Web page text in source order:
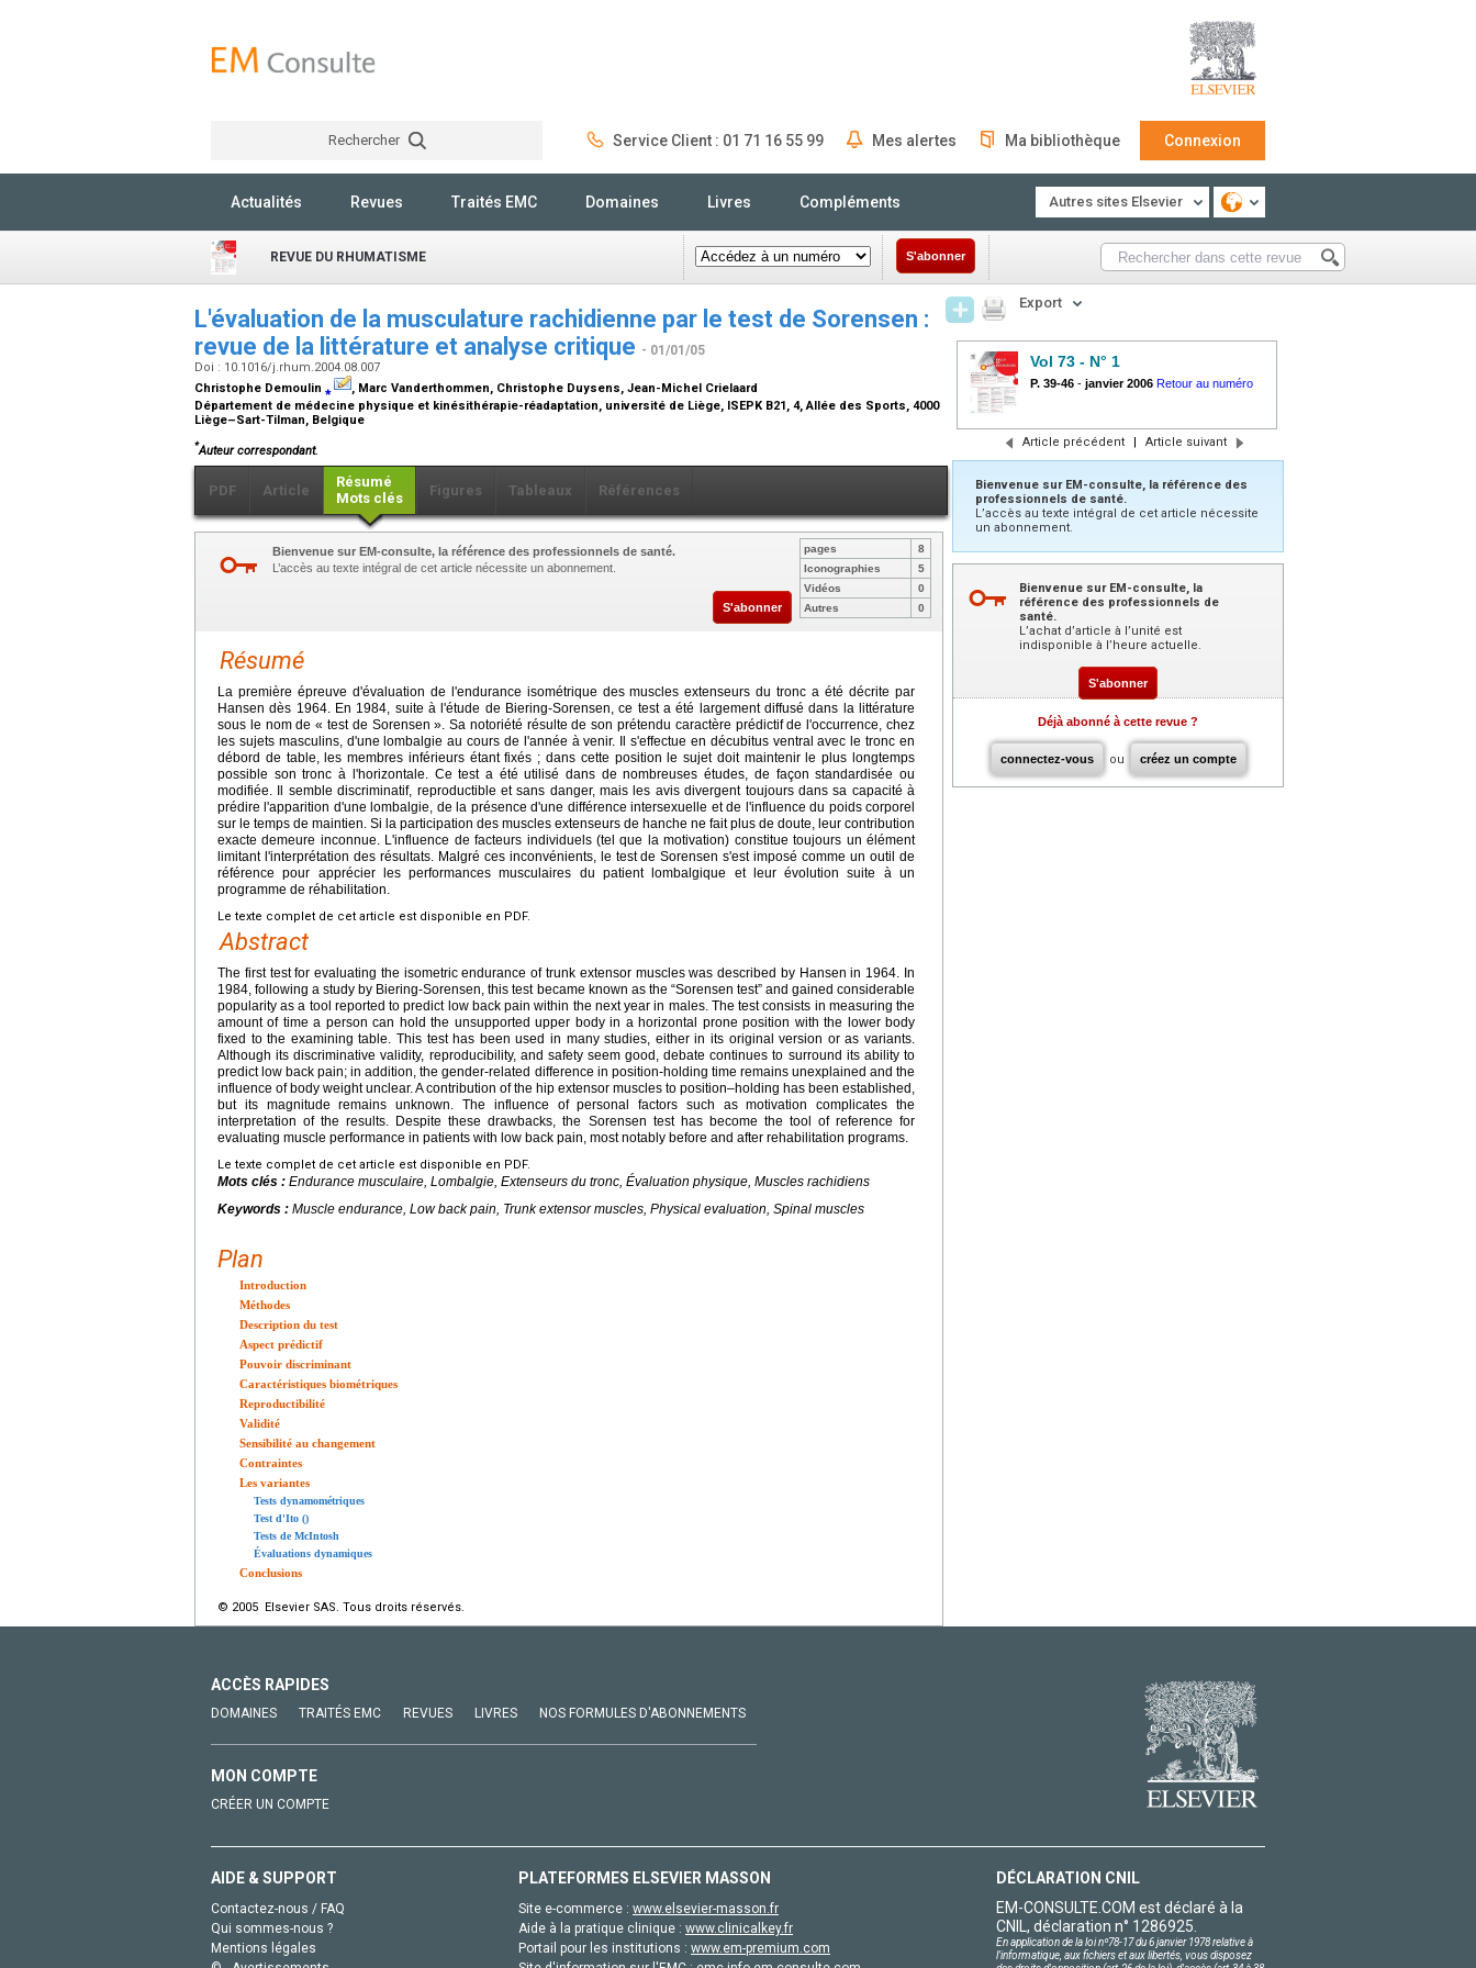
Rechercher Service Client : 01 71 16 55 99 Mes alertes Ma bibliothèque Connexion
Actualités Revues Traités EMC Domaines Livres Compléments Autres sites Elsevier
REVUE DU RHUMATISME S'abonner
L'évaluation de la musculature rachidienne par le test de Sorensen :
revue de la littérature et analyse critique - 01/01/05
Doi : 10.1016/j.rhum.2004.08.007
Christophe Demoulin ⁎
, Marc Vanderthommen, Christophe Duysens, Jean-Michel Crielaard
Département de médecine physique et kinésithérapie-réadaptation, université de Liège, ISEPK B21, 4, Allée des Sports, 4000
Liège–Sart-Tilman, Belgique
*Auteur correspondant.
PDF Article
Résumé
Mots clés
Figures Tableaux Références
Bienvenue sur EM-consulte, la référence des professionnels de santé.
L’accès au texte intégral de cet article nécessite un abonnement.
S'abonner
pages
8
Iconographies
5
Vidéos
0
Autres
0
Résumé
La première épreuve d'évaluation de l'endurance isométrique des muscles extenseurs du tronc a été décrite par
Hansen dès 1964. En 1984, suite à l'étude de Biering-Sorensen, ce test a été largement diffusé dans la littérature
sous le nom de « test de Sorensen ». Sa notoriété résulte de son prétendu caractère prédictif de l'occurrence, chez
les sujets masculins, d'une lombalgie au cours de l'année à venir. Il s'effectue en décubitus ventral avec le tronc en
débord de table, les membres inférieurs étant fixés ; dans cette position le sujet doit maintenir le plus longtemps
possible son tronc à l'horizontale. Ce test a été utilisé dans de nombreuses études, de façon standardisée ou
modifiée. Il semble discriminatif, reproductible et sans danger, mais les avis divergent toujours dans sa capacité à
prédire l'apparition d'une lombalgie, de la présence d'une différence intersexuelle et de l'influence du poids corporel
sur le temps de maintien. Si la participation des muscles extenseurs de hanche ne fait plus de doute, leur contribution
exacte demeure inconnue. L'influence de facteurs individuels (tel que la motivation) constitue toujours un élément
limitant l'interprétation des résultats. Malgré ces inconvénients, le test de Sorensen s'est imposé comme un outil de
référence pour apprécier les performances musculaires du patient lombalgique et leur évolution suite à un
programme de réhabilitation.
Le texte complet de cet article est disponible en PDF.
Abstract
The first test for evaluating the isometric endurance of trunk extensor muscles was described by Hansen in 1964. In
1984, following a study by Biering-Sorensen, this test became known as the “Sorensen test” and gained considerable
popularity as a tool reported to predict low back pain within the next year in males. The test consists in measuring the
amount of time a person can hold the unsupported upper body in a horizontal prone position with the lower body
fixed to the examining table. This test has been used in many studies, either in its original version or as variants.
Although its discriminative validity, reproducibility, and safety seem good, debate continues to surround its ability to
predict low back pain; in addition, the gender-related difference in position-holding time remains unexplained and the
influence of body weight unclear. A contribution of the hip extensor muscles to position–holding has been established,
but its magnitude remains unknown. The influence of personal factors such as motivation complicates the
interpretation of the results. Despite these drawbacks, the Sorensen test has become the tool of reference for
evaluating muscle performance in patients with low back pain, most notably before and after rehabilitation programs.
Le texte complet de cet article est disponible en PDF.
Mots clés : Endurance musculaire, Lombalgie, Extenseurs du tronc, Évaluation physique, Muscles rachidiens
Keywords : Muscle endurance, Low back pain, Trunk extensor muscles, Physical evaluation, Spinal muscles
Plan
Introduction
Méthodes
Description du test
Aspect prédictif
Pouvoir discriminant
Caractéristiques biométriques
Reproductibilité
Validité
Sensibilité au changement
Contraintes
Les variantes
Tests dynamométriques
Test d'Ito ()
Tests de McIntosh
Évaluations dynamiques
Conclusions
© 2005 Elsevier SAS. Tous droits réservés.
Export
Vol 73 - N° 1
P. 39-46 - janvier 2006 Retour au numéro
Article précédent | Article suivant
Bienvenue sur EM-consulte, la référence des
professionnels de santé.
L’accès au texte intégral de cet article nécessite
un abonnement.
Bienvenue sur EM-consulte, la
référence des professionnels de
santé.
L’achat d’article à l’unité est
indisponible à l’heure actuelle.
S'abonner
Déjà abonné à cette revue ?
connectez-vous ou créez un compte
ACCÈS RAPIDES
DOMAINES TRAITÉS EMC REVUES LIVRES NOS FORMULES D'ABONNEMENTS
MON COMPTE
CRÉER UN COMPTE
AIDE & SUPPORT
Contactez-nous / FAQ
Qui sommes-nous ?
Mentions légales
PLATEFORMES ELSEVIER MASSON
Site e-commerce : www.elsevier-masson.fr
Aide à la pratique clinique : www.clinicalkey.fr
Portail pour les institutions : www.em-premium.com
DÉCLARATION CNIL
EM-CONSULTE.COM est déclaré à la
CNIL, déclaration n° 1286925.
En application de la loi nº78-17 du 6 janvier 1978 relative à
l'informatique, aux fichiers et aux libertés, vous disposez